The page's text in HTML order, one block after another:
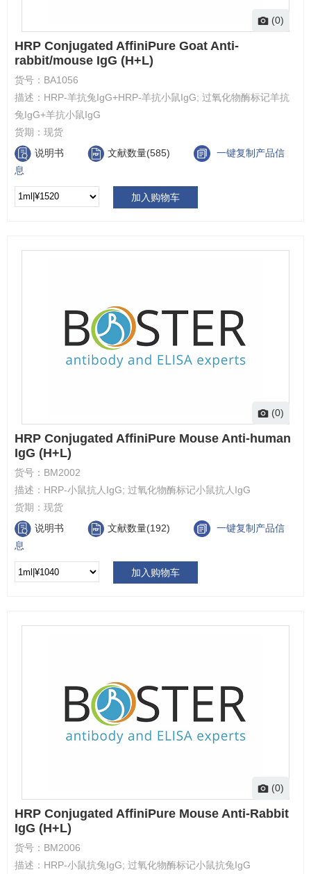
(0)
HRP Conjugated AffiniPure Goat Anti-
rabbit/mouse IgG (H+L)
货号： BA1056
描述： HRP-羊抗兔IgG+HRP-羊抗小鼠IgG; 过氧化物酶标记羊抗
兔IgG+羊抗小鼠IgG
货期： 现货
说明书
文献数量(585)
一键复制产品信
息
加入购物车
(0)
HRP Conjugated AffiniPure Mouse Anti-human
IgG (H+L)
货号： BM2002
描述： HRP-小鼠抗人IgG; 过氧化物酶标记小鼠抗人IgG
货期： 现货
说明书
文献数量(192)
一键复制产品信
息
加入购物车
(0)
HRP Conjugated AffiniPure Mouse Anti-Rabbit
IgG (H+L)
货号： BM2006
描述： HRP-小鼠抗兔IgG; 过氧化物酶标记小鼠抗兔IgG